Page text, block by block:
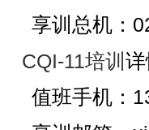
享训总机：
CQI-11培训
值班手机：